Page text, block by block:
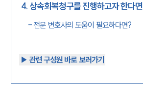
4. 상속회복청구를 진행하고자 한다면
- 전문 변호사의 도움이 필요하다면?
▶︎ 관련 구성원 바로 보러가기